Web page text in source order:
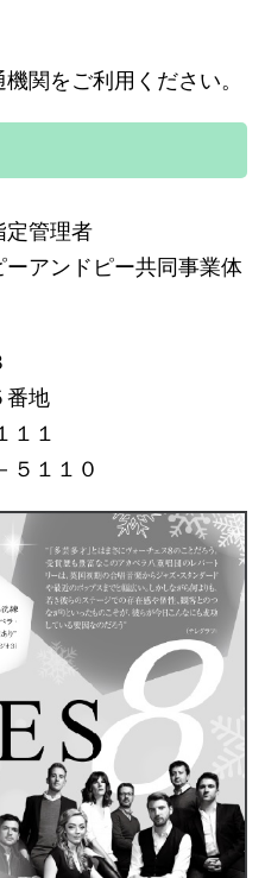
関をご利用ください。
定管理者
アンドピー共同事業体
番地
１１
５１１０